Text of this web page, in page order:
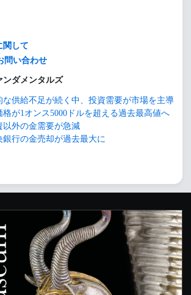
関して
問い合わせ
ンダメンタルズ
な供給不足が続く中、投資需要が市場を主導
格が1オンス5000ドルを超える過去最高値へ
以外の金需要が急減
銀行の金売却が過去最大に